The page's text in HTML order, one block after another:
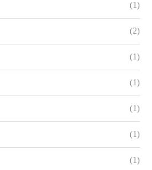
(1)
(2)
(1)
(1)
(1)
(1)
(1)